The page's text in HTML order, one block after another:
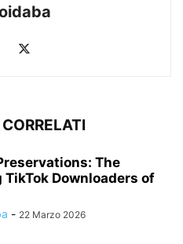
The
TikTok Downloaders of
- 22 Marzo 2026